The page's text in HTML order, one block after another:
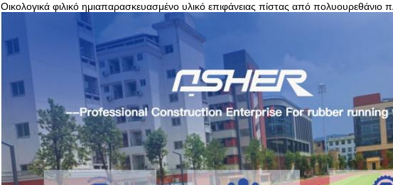
Οικολογικά φιλικό ημιαπαρασκευασμένο υλικό επιφάνειας πίστας από πολυουρεθάνιο